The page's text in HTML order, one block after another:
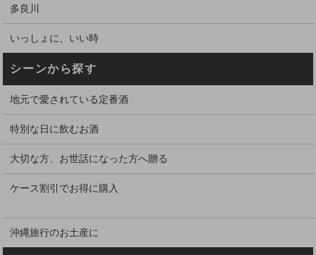
多良川
いっしょに、いい時
シーンから探す
地元で愛されている定番酒
特別な日に飲むお酒
大切な方、お世話になった方へ贈る
ケース割引でお得に購入
沖縄旅行のお土産に